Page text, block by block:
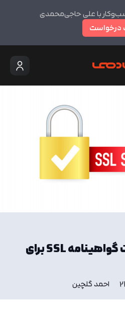
با علی حاجی‌محمدی
درخواست
آموزش نحوه دریافت گواهینامه SSL برای
احمد گلچین